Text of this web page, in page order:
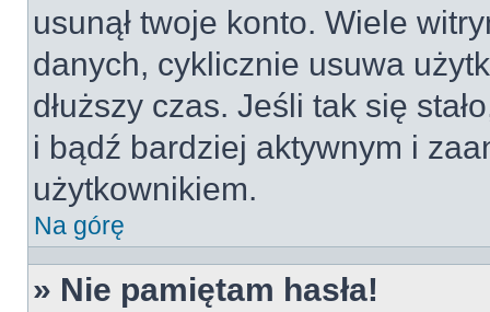
usunął twoje konto. Wiele
danych, cyklicznie usuwa
dłuższy czas. Jeśli tak się
i bądź bardziej aktywnym i
użytkownikiem.
Na górę
» Nie pamiętam hasła!